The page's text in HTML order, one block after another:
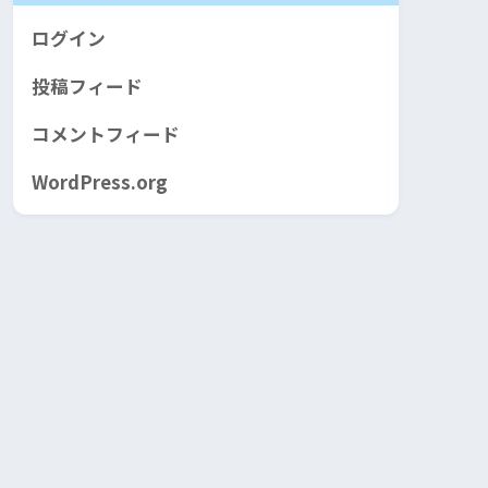
ログイン
投稿フィード
コメントフィード
WordPress.org